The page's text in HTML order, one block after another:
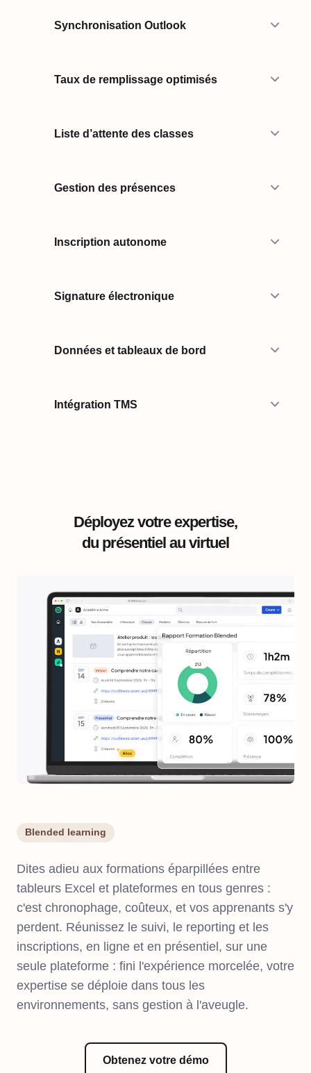
Synchronisation Outlook
Taux de remplissage optimisés
Liste d’attente des classes
Gestion des présences
Inscription autonome
Signature électronique
Données et tableaux de bord
Intégration TMS
Déployez votre expertise,
du présentiel au virtuel
Blended learning
Dites adieu aux formations éparpillées entre
tableurs Excel et plateformes en tous genres :
c'est chronophage, coûteux, et vos apprenants s'y
perdent. Réunissez le suivi, le reporting et les
inscriptions, en ligne et en présentiel, sur une
seule plateforme : fini l'expérience morcelée, votre
expertise se déploie dans tous les
environnements, sans gestion à l'aveugle.
Obtenez votre démo